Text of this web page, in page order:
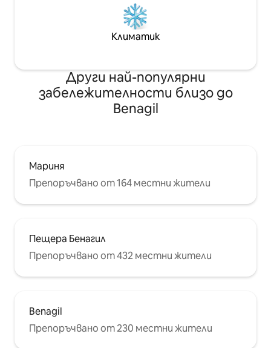
Климатик
Други най-популярни
забележителности близо до
Benagil
Мариня
Препоръчвано от 164 местни жители
Пещера Бенагил
Препоръчвано от 432 местни жители
Benagil
Препоръчвано от 230 местни жители